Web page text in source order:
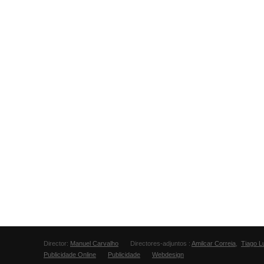
Director: Manuel Carvalho Directores-adjuntos : Amilcar Correia Tiago
Publicidade Online
Publicidade Webdesign